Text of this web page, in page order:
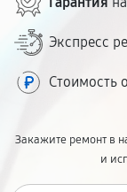
Экспресс
Стоимость
Закажите ремонт в
и